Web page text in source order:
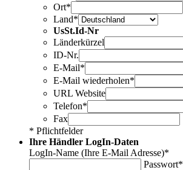
Ort*
Land*
UsSt.Id-Nr
Länderkürzel
ID-Nr.
E-Mail*
E-Mail wiederholen*
URL Website
Telefon*
Fax
* Pflichtfelder
Ihre Händler LogIn-Daten
LogIn-Name (Ihre E-Mail Adresse)*
Passwort*